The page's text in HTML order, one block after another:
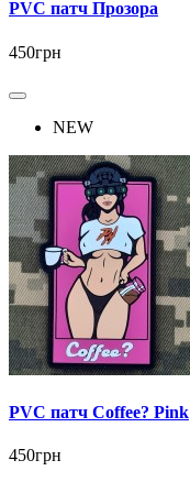
PVC патч Прозора
450грн
NEW
PVC патч Coffee? Pink
450грн